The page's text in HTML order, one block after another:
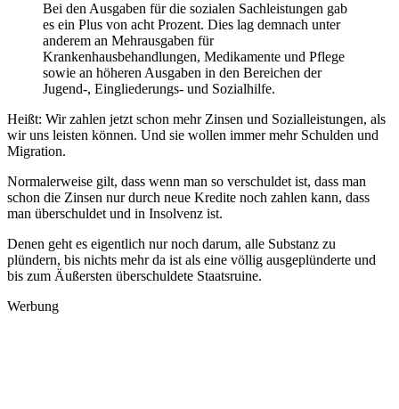
Bei den Ausgaben für die sozialen Sachleistungen gab
es ein Plus von acht Prozent. Dies lag demnach unter
anderem an Mehrausgaben für
Krankenhausbehandlungen, Medikamente und Pflege
sowie an höheren Ausgaben in den Bereichen der
Jugend-, Eingliederungs- und Sozialhilfe.
Heißt: Wir zahlen jetzt schon mehr Zinsen und Sozialleistungen, als
wir uns leisten können. Und sie wollen immer mehr Schulden und
Migration.
Normalerweise gilt, dass wenn man so verschuldet ist, dass man
schon die Zinsen nur durch neue Kredite noch zahlen kann, dass
man überschuldet und in Insolvenz ist.
Denen geht es eigentlich nur noch darum, alle Substanz zu
plündern, bis nichts mehr da ist als eine völlig ausgeplünderte und
bis zum Äußersten überschuldete Staatsruine.
Werbung